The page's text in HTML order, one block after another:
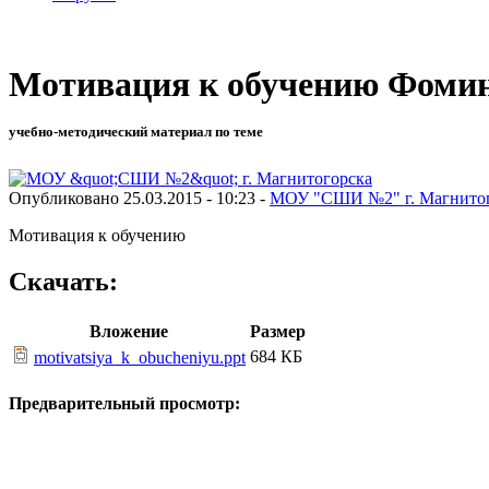
Мотивация к обучению
учебно-методический материал по теме
Опубликовано 25.03.2015 - 10:23 - МОУ "СШИ №2" г.
Мотивация к обучению
Скачать:
Вложение
Размер
motivatsiya_k_obucheniyu.ppt 684 КБ
Предварительный просмотр: